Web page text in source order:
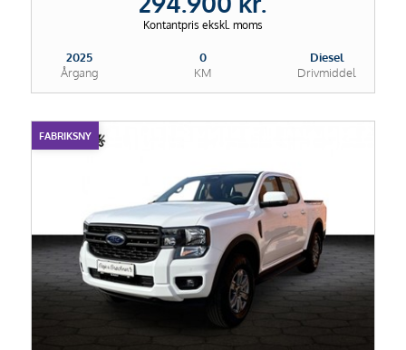
Kontantpris ekskl. moms
2025
Årgang
0
KM
Diesel
Drivmiddel
FABRIKSNY